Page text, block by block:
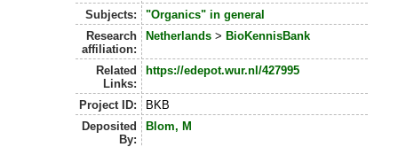
Subjects:
"Organics" in general
Research
affiliation:
Netherlands> BioKennisBank
Related
Links:
https://edepot.wur.nl/427995
Project ID:
BKB
Deposited
By:
Blom, M